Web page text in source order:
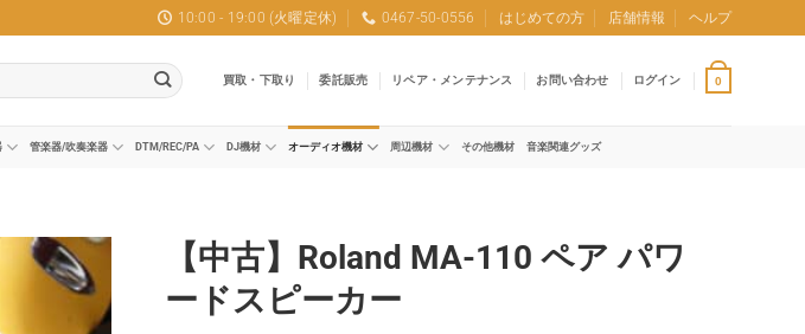
10:00 - 19:00 (火曜定休) 0467-50-0556 はじめての方 店舗情報 ヘルプ
買取・下取り 委託販売 リペア・メンテナンス お問い合わせ ログイン 0
管楽器/吹奏楽器 DTM/REC/PA DJ機材 オーディオ機材 周辺機材 その他機材 音楽関連グッズ
【中古】Roland MA-110 ペア パワ
ードスピーカー